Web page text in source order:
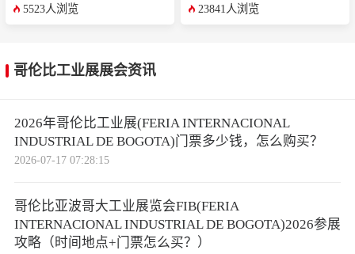
5523人浏览 23841人浏览
哥伦比工业展展会资讯
2026年哥伦比工业展(FERIA INTERNACIONAL
INDUSTRIAL DE BOGOTA)门票多少钱，怎么购买？
2026-07-17 07:28:15
哥伦比亚波哥大工业展览会FIB(FERIA
INTERNACIONAL INDUSTRIAL DE BOGOTA)2026参展
攻略（时间地点+门票怎么买？）